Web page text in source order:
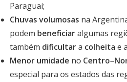
Paraguai;
Chuvas volumosas na
podem beneficiaralgumas
também dificultara colheita e
Menor umidade no Centro–
especial para os estados das